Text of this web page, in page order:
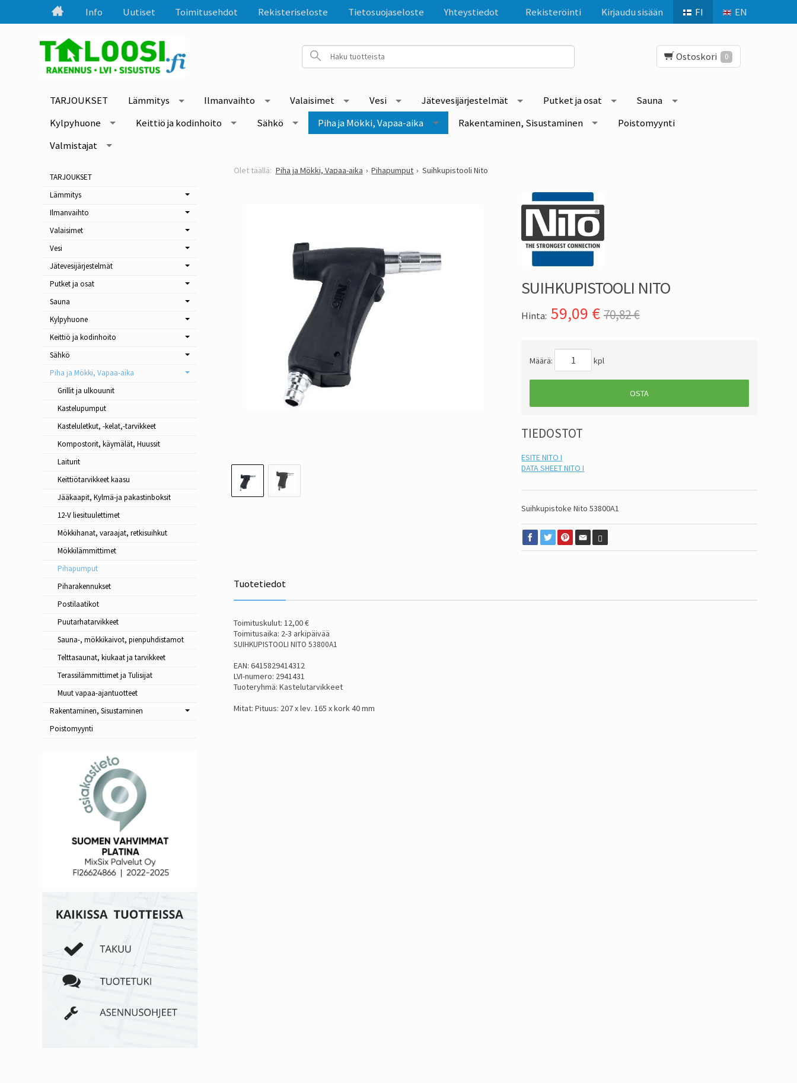
FI EN
Rekisteröinti Kirjaudu sisään
Info Uutiset Toimitusehdot Rekisteriseloste Tietosuojaseloste Yhteystiedot
Ostoskori 0
TARJOUKSET Lämmitys Ilmanvaihto Valaisimet Vesi Jätevesijärjestelmät Putket ja osat
Sauna
Kylpyhuone
Keittiö ja kodinhoito Sähkö Piha ja Mökki, Vapaa-aika Rakentaminen, Sisustaminen
Poistomyynti
Valmistajat
Piha ja Mökki, Vapaa-aika Pihapumput Suihkupistooli Nito
SUIHKUPISTOOLI NITO
Hinta: 59,09 € 70,82 €
Määrä: kpl
OSTA
TIEDOSTOT
ESITE NITO I
DATA SHEET NITO I
Suihkupistoke Nito 53800A1
Tuotetiedot
Toimituskulut: 12,00 €
Toimitusaika: 2-3 arkipäivää
SUIHKUPISTOOLI NITO 53800A1
EAN: 6415829414312
LVI-numero: 2941431
Tuoteryhmä: Kastelutarvikkeet
Mitat: Pituus: 207 x lev. 165 x kork 40 mm
TARJOUKSET
Lämmitys
Ilmanvaihto
Valaisimet
Vesi
Jätevesijärjestelmät
Putket ja osat
Sauna
Kylpyhuone
Keittiö ja kodinhoito
Sähkö
Piha ja Mökki, Vapaa-aika
Grillit ja ulkouunit
Kastelupumput
Kasteluletkut, -kelat,-tarvikkeet
Kompostorit, käymälät, Huussit
Laiturit
Keittiötarvikkeet kaasu
Jääkaapit, Kylmä-ja pakastinboksit
12-V liesituulettimet
Mökkihanat, varaajat, retkisuihkut
Mökkilämmittimet
Pihapumput
Piharakennukset
Postilaatikot
Puutarhatarvikkeet
Sauna-, mökkikaivot, pienpuhdistamot
Telttasaunat, kiukaat ja tarvikkeet
Terassilämmittimet ja Tulisijat
Muut vapaa-ajantuotteet
Rakentaminen, Sisustaminen
Poistomyynti